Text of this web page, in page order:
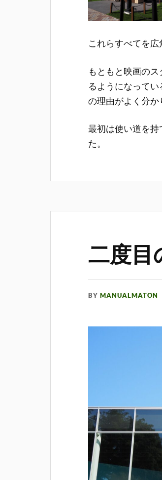
これらすべてを広
もともと映画の
るようになって
の理由がよく分か
最初は使い道を持
た。
二度目
BYMANUALMATON